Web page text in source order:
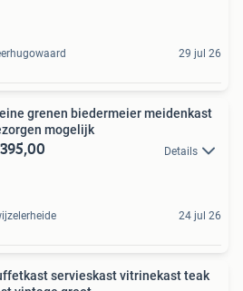
29 jul 26
grenen biedermeier meidenkast
mogelijk
Details
24 jul 26
servieskast vitrinekast teak